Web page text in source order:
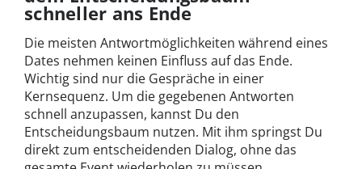
schneller ans Ende
Die meisten Antwortmöglichkeiten während eines
Dates nehmen keinen Einfluss auf das Ende.
Wichtig sind nur die Gespräche in einer
Kernsequenz. Um die gegebenen Antworten
schnell anzupassen, kannst Du den
Entscheidungsbaum nutzen. Mit ihm springst Du
direkt zum entscheidenden Dialog, ohne das